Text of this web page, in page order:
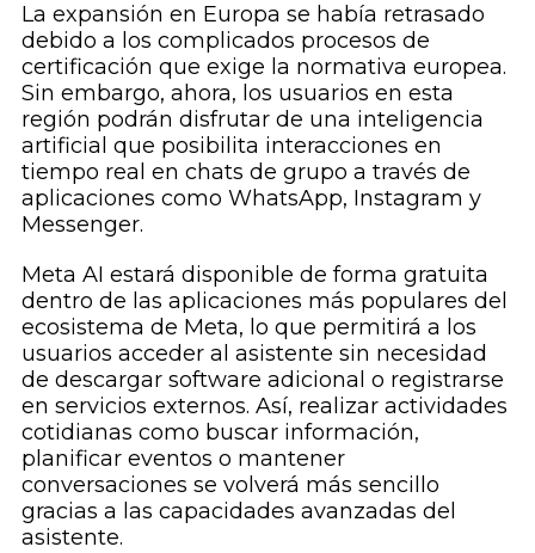
La expansión en Europa se había retrasado
debido a los complicados procesos de
certificación que exige la normativa europea.
Sin embargo, ahora, los usuarios en esta
región podrán disfrutar de una inteligencia
artificial que posibilita interacciones en
tiempo real en chats de grupo a través de
aplicaciones como WhatsApp, Instagram y
Messenger.
Meta AI estará disponible de forma gratuita
dentro de las aplicaciones más populares del
ecosistema de Meta, lo que permitirá a los
usuarios acceder al asistente sin necesidad
de descargar software adicional o registrarse
en servicios externos. Así, realizar actividades
cotidianas como buscar información,
planificar eventos o mantener
conversaciones se volverá más sencillo
gracias a las capacidades avanzadas del
asistente.